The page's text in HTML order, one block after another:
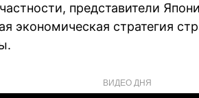
представители
экономическая стратегия
ВИДЕО ДНЯ